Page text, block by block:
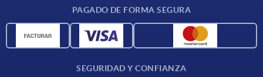
Materiales
PAGADO DE FORMA SEGURA
SEGURIDAD Y CONFIANZA